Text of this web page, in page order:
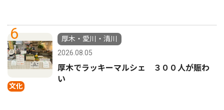
6
文化
厚木・愛川・清川
2026.08.05
厚木でラッキーマルシェ ３００人が賑わ
い